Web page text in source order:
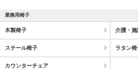
業務用椅子
木製椅子 介護・
スチール椅子 ラタン椅
カウンターチェア